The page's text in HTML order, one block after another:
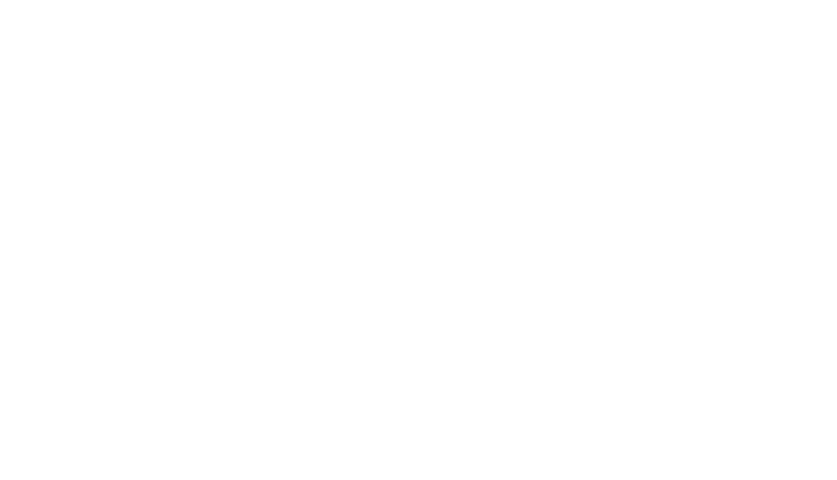
CON NOI